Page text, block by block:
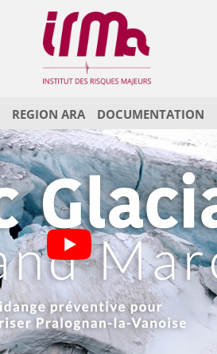
REGION ARA DOCUMENTATION